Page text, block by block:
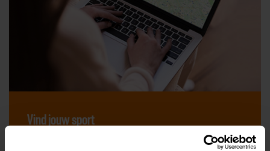
Vind jouw sport
Van atletiek tot zwemmen: met onze Sportzoeker